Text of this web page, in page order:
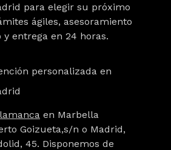
para elegir su próximo
ágiles, asesoramiento
y entrega en 24 horas.
personalizada en
en Marbella
Goizueta,s/n o Madrid,
45. Disponemos de